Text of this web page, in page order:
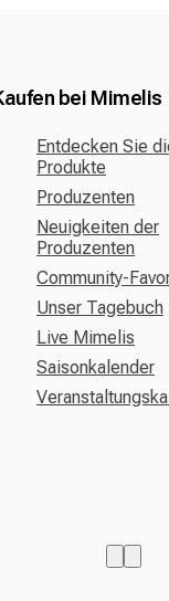
bei Mimelis
Entdecken Sie
Produkte
Produzenten
Neuigkeiten der
Produzenten
Community-
Unser Tagebuch
Live Mimelis
Saisonkalender